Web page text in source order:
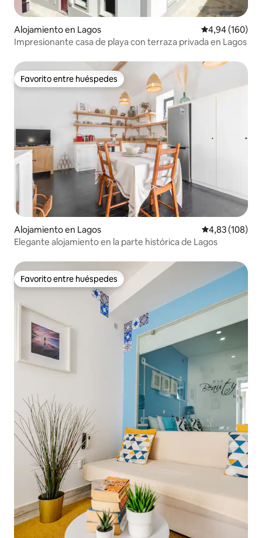
Alojamiento en Lagos Calificación
4,94 (160)
Impresionante casa de playa con terraza privada en Lagos
Favorito entre huéspedes
Favorito entre huéspedes
Alojamiento en Lagos Calificación
4,83 (108)
Elegante alojamiento en la parte histórica de Lagos
Favorito entre huéspedes
Favorito entre huéspedes